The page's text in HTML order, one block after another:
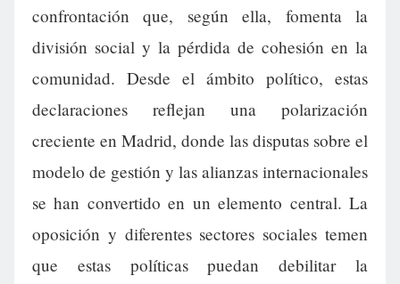
confrontación que, según ella, fomenta la
división social y la pérdida de cohesión en la
comunidad. Desde el ámbito político, estas
declaraciones reflejan una polarización
creciente en Madrid, donde las disputas sobre el
modelo de gestión y las alianzas internacionales
se han convertido en un elemento central. La
oposición y diferentes sectores sociales temen
que estas políticas puedan debilitar la